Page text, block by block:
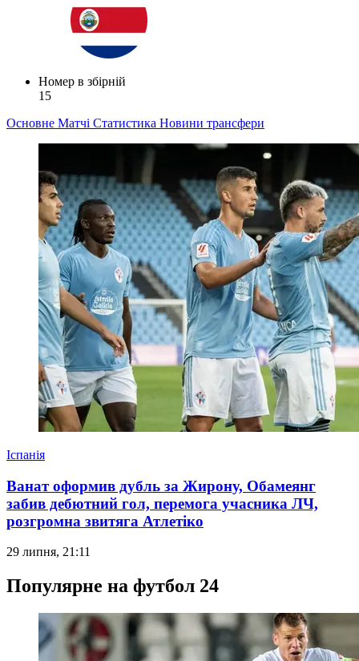
Номер в збірній
15
Основне Матчі Статистика Новини трансфери
Іспанія
Ванат оформив дубль за Жирону, Обамеянг
забив дебютний гол, перемога учасника ЛЧ,
розгромна звитяга Атлетіко
29 липня, 21:11
Популярне на футбол 24